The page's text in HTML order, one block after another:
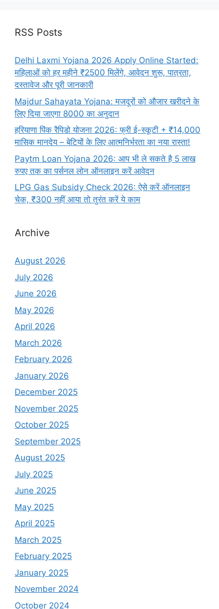
RSS Posts
Delhi Laxmi Yojana 2026 Apply Online Started:
महिलाओं को हर महीने ₹2500 मिलेंगे, आवेदन शुरू, पात्रता,
दस्तावेज और पूरी जानकारी
Majdur Sahayata Yojana: मजदूरों को औजार खरीदने के
लिए दिया जाएगा 8000 का अनुदान
हरियाणा पिंक रैपिडो योजना 2026: फ्री ई-स्कूटी + ₹14,000
मासिक मानदेय – बेटियों के लिए आत्मनिर्भरता का नया रास्ता!
Paytm Loan Yojana 2026: आप भी ले सकते है 5 लाख
रुपए तक का पर्सनल लोन ऑनलाइन करें आवेदन
LPG Gas Subsidy Check 2026: ऐसे करें ऑनलाइन
चेक, ₹300 नहीं आया तो तुरंत करें ये काम
Archive
August 2026
July 2026
June 2026
May 2026
April 2026
March 2026
February 2026
January 2026
December 2025
November 2025
October 2025
September 2025
August 2025
July 2025
June 2025
May 2025
April 2025
March 2025
February 2025
January 2025
November 2024
October 2024